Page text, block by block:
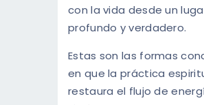
con la vida desde un
profundo y verdadero.
Estas son las formas
en que la práctica
restaura el flujo de